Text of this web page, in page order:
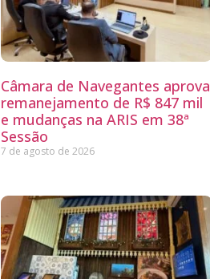
Câmara de Navegantes aprova
remanejamento de R$ 847 mil
e mudanças na ARIS em 38ª
Sessão
7 de agosto de 2026